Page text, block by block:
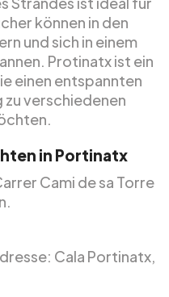
können in den
und sich in einem
Protinatx ist ein
einen entspannten
zu verschiedenen
in Portinatx
Cami ­de sa Torre
Cala Portinatx,